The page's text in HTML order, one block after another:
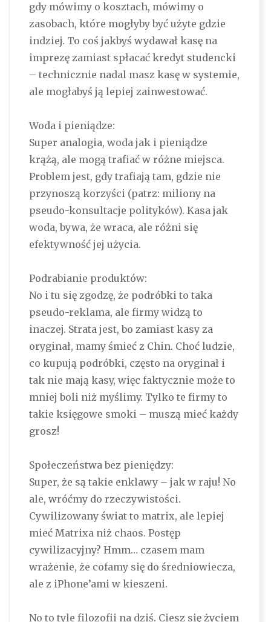
gdy mówimy o kosztach, mówimy o
zasobach, które mogłyby być użyte gdzie
indziej. To coś jakbyś wydawał kasę na
imprezę zamiast spłacać kredyt studencki
– technicznie nadal masz kasę w systemie,
ale mogłabyś ją lepiej zainwestować.
Woda i pieniądze:
Super analogia, woda jak i pieniądze
krążą, ale mogą trafiać w różne miejsca.
Problem jest, gdy trafiają tam, gdzie nie
przynoszą korzyści (patrz: miliony na
pseudo-konsultacje polityków). Kasa jak
woda, bywa, że wraca, ale różni się
efektywność jej użycia.
Podrabianie produktów:
No i tu się zgodzę, że podróbki to taka
pseudo-reklama, ale firmy widzą to
inaczej. Strata jest, bo zamiast kasy za
oryginał, mamy śmieć z Chin. Choć ludzie,
co kupują podróbki, często na oryginał i
tak nie mają kasy, więc faktycznie może to
mniej boli niż myślimy. Tylko te firmy to
takie księgowe smoki – muszą mieć każdy
grosz!
Społeczeństwa bez pieniędzy:
Super, że są takie enklawy – jak w raju! No
ale, wróćmy do rzeczywistości.
Cywilizowany świat to matrix, ale lepiej
mieć Matrixa niż chaos. Postęp
cywilizacyjny? Hmm… czasem mam
wrażenie, że cofamy się do średniowiecza,
ale z iPhone’ami w kieszeni.
No to tyle filozofii na dziś. Ciesz się życiem